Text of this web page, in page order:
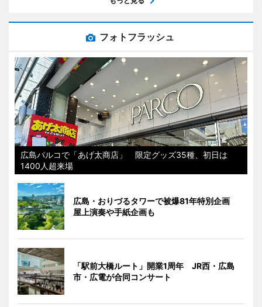
フォトフラッシュ
広島パルコで「あげ太商店」 限定グッズ35種、初日は
1400人超来場
広島・おりづるタワーで被爆81年特別企画
屋上演奏や手紙企画も
「駅前大橋ルート」開業1周年 JR西・広島
市・広電が合同コンサート